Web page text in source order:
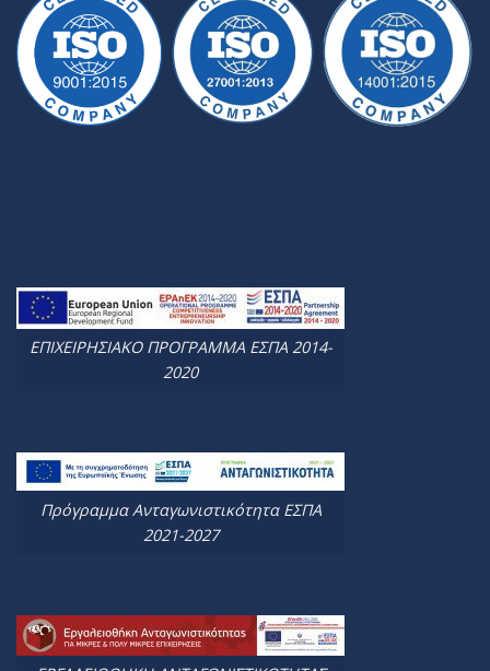
ΕΠΙΧΕΙΡΗΣΙΑΚΟ ΠΡΟΓΡΑΜΜΑ ΕΣΠΑ 2014-
2020
Πρόγραμμα Ανταγωνιστικότητα ΕΣΠΑ
2021-2027